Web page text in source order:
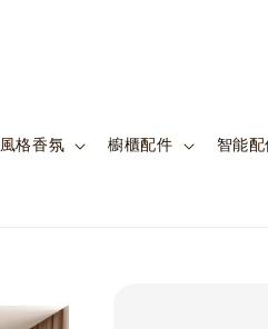
風格香氛 櫥櫃配件 智能配